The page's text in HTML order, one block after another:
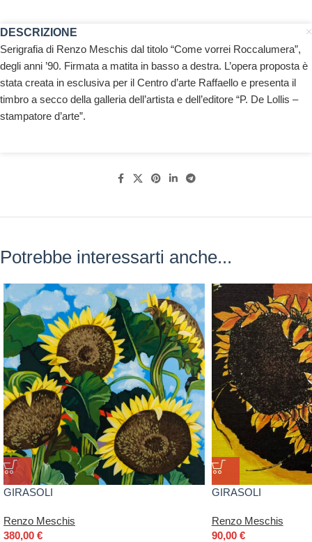
DESCRIZIONE
Serigrafia di Renzo Meschis dal titolo “Come vorrei Roccalumera”,
degli anni ’90. Firmata a matita in basso a destra. L’opera proposta è
stata creata in esclusiva per il Centro d’arte Raffaello e presenta il
timbro a secco della galleria dell’artista e dell’editore “P. De Lollis –
stampatore d’arte”.
Potrebbe interessarti anche...
GIRASOLI
Renzo Meschis
380,00 €
GIRASOLI
Renzo Meschis
90,00 €